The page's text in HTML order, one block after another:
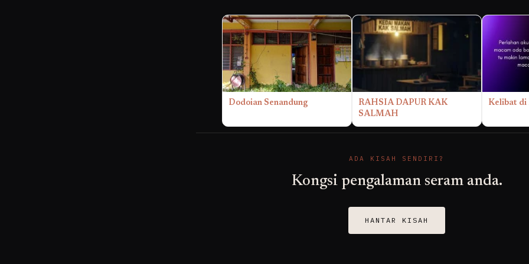
Dodoian Senandung
RAHSIA DAPUR KAK
SALMAH
Kelibat di
ADA KISAH SENDIRI?
Kongsi pengalaman seram anda.
HANTAR KISAH